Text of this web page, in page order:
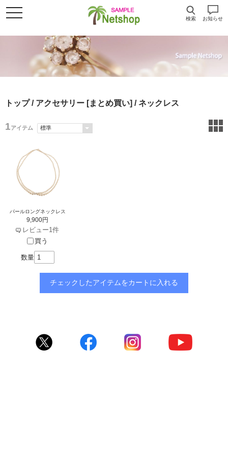
検索 お知らせ
トップ/ アクセサリー [まとめ買い] / ネックレス
1アイテム
パールロングネックレス
9,900円
レビュー1件
買う
数量